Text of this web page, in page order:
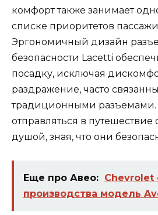
комфорт также занимает
списке приоритетов
Эргономичный дизайн
безопасности Lacetti
посадку, исключая
раздражение, часто
традиционными разъемами.
отправляться в путешествие
душой, зная, что они
Еще про Авео: Chevrolet
производства модель